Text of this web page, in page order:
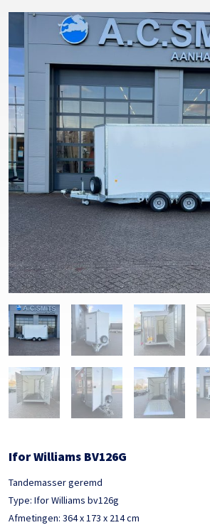
Ifor Williams BV126G
Tandemasser geremd
Type: Ifor Williams bv126g
Afmetingen: 364 x 173 x 214 cm